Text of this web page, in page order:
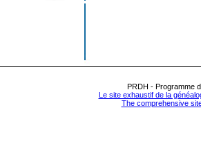
PRDH - Programme
Le site exhaustif de la
The comprehensive